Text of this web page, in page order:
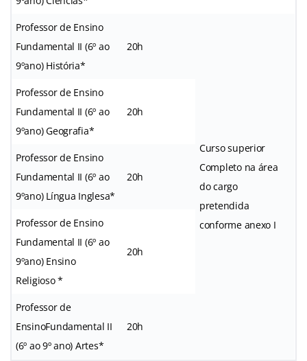
Professor de Ensino
Fundamental II (6º ao
9ºano) História*
20h
Curso superior
Completo na área
do cargo
pretendida
conforme anexo I
Professor de Ensino
Fundamental II (6º ao
9ºano) Geografia*
20h
Professor de Ensino
Fundamental II (6º ao
9ºano) Língua Inglesa*
20h
Professor de Ensino
Fundamental II (6º ao
9ºano) Ensino
Religioso *
20h
Professor de
EnsinoFundamental II
(6º ao 9º ano) Artes*
20h